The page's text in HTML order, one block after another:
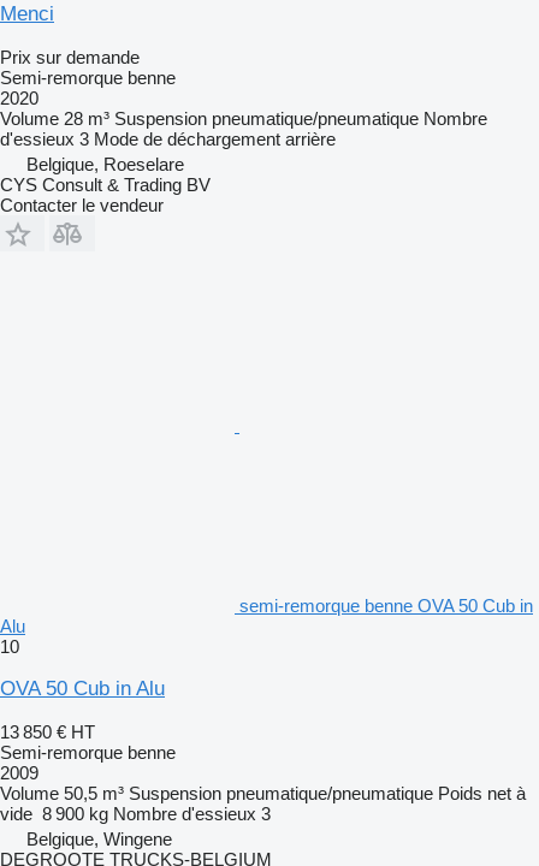
Menci
Prix sur demande
Semi-remorque benne
2020
Volume 28 m³ Suspension pneumatique/pneumatique Nombre
d'essieux 3 Mode de déchargement arrière
Belgique, Roeselare
CYS Consult & Trading BV
Contacter le vendeur
semi-remorque benne OVA 50 Cub in
Alu
10
OVA 50 Cub in Alu
13 850 € HT
Semi-remorque benne
2009
Volume 50,5 m³ Suspension pneumatique/pneumatique Poids net à
vide 8 900 kg Nombre d'essieux 3
Belgique, Wingene
DEGROOTE TRUCKS-BELGIUM